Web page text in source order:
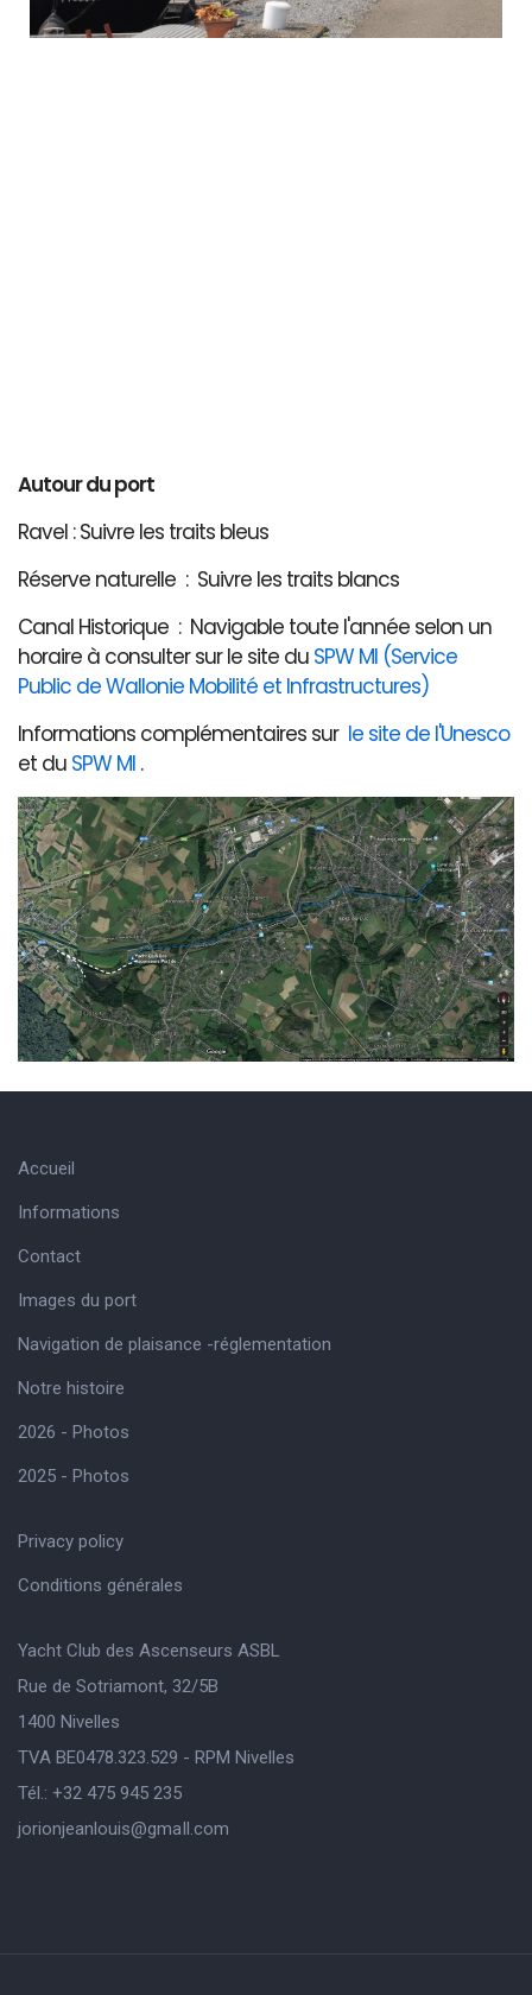
Autour du port
Ravel : Suivre les traits bleus
Réserve naturelle : Suivre les traits blancs
Canal Historique : Navigable toute l'année selon un
horaire à consulter sur le site du SPW MI (Service
Public de Wallonie Mobilité et Infrastructures)
Informations complémentaires sur le site de l'Unesco
et du SPW MI .
Accueil
Informations
Contact
Images du port
Navigation de plaisance -réglementation
Notre histoire
2026 - Photos
2025 - Photos
Privacy policy
Conditions générales
Yacht Club des Ascenseurs ASBL
Rue de Sotriamont, 32/5B
1400 Nivelles
TVA BE0478.323.529 - RPM Nivelles
Tél.: +32 475 945 235
jorionjeanlouis@gmaIl.com